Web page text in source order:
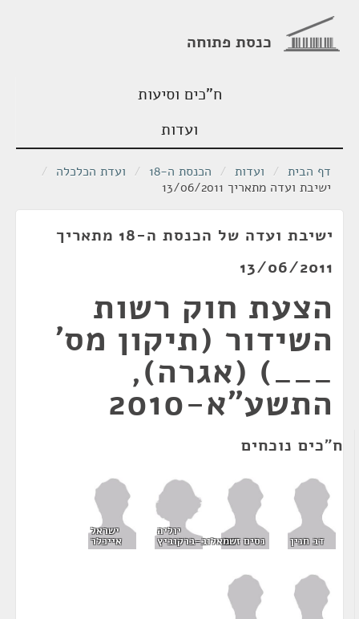
כנסת פתוחה
ח"כים וסיעות
ועדות
דף הבית / ועדות / הכנסת ה-18 / ועדת הכלכלה /
ישיבת ועדה מתאריך 13/06/2011
ישיבת ועדה של הכנסת ה-18 מתאריך
13/06/2011
הצעת חוק רשות
השידור (תיקון מס'
___) (אגרה),
התשע"א-2010
ח"כים נוכחים
דב חנין נסים זאב
יוליה
שמאלוב-ברקוביץ
ישראל
אייכלר